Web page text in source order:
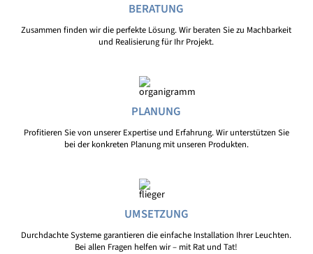
BERATUNG
Zusammen finden wir die perfekte Lösung. Wir beraten Sie zu Machbarkeit
und Realisierung für Ihr Projekt.
PLANUNG
Profitieren Sie von unserer Expertise und Erfahrung. Wir unterstützen Sie
bei der konkreten Planung mit unseren Produkten.
UMSETZUNG
Durchdachte Systeme garantieren die einfache Installation Ihrer Leuchten.
Bei allen Fragen helfen wir – mit Rat und Tat!